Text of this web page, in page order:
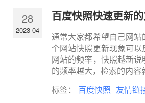
28
2023-04
百度快照快速更新
通常大家都希望自己网
个网站快照更新现象可
网站的频率，快照越新
的频率越大，检索的内容
标签： 百度快照 友情链